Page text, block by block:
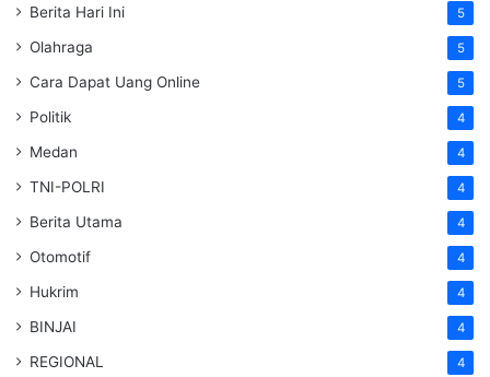
Berita Hari Ini 5
Olahraga 5
Cara Dapat Uang Online 5
Politik 4
Medan 4
TNI-POLRI 4
Berita Utama 4
Otomotif 4
Hukrim 4
BINJAI 4
REGIONAL 4